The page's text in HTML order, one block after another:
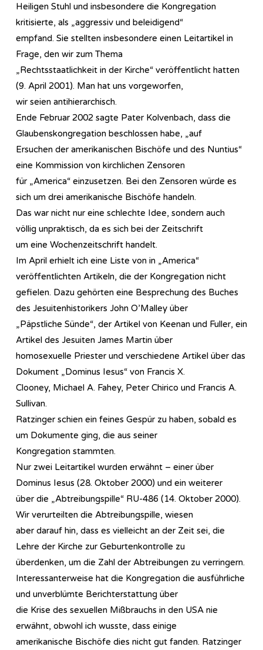
Heiligen Stuhl und insbesondere die Kongregation
kritisierte, als „aggressiv und beleidigend“
empfand. Sie stellten insbesondere einen Leitartikel in
Frage, den wir zum Thema
„Rechtsstaatlichkeit in der Kirche“ veröffentlicht hatten
(9. April 2001). Man hat uns vorgeworfen,
wir seien antihierarchisch.
Ende Februar 2002 sagte Pater Kolvenbach, dass die
Glaubenskongregation beschlossen habe, „auf
Ersuchen der amerikanischen Bischöfe und des Nuntius“
eine Kommission von kirchlichen Zensoren
für „America“ einzusetzen. Bei den Zensoren würde es
sich um drei amerikanische Bischöfe handeln.
Das war nicht nur eine schlechte Idee, sondern auch
völlig unpraktisch, da es sich bei der Zeitschrift
um eine Wochenzeitschrift handelt.
Im April erhielt ich eine Liste von in „America“
veröffentlichten Artikeln, die der Kongregation nicht
gefielen. Dazu gehörten eine Besprechung des Buches
des Jesuitenhistorikers John O’Malley über
„Päpstliche Sünde“, der Artikel von Keenan und Fuller, ein
Artikel des Jesuiten James Martin über
homosexuelle Priester und verschiedene Artikel über das
Dokument „Dominus Iesus“ von Francis X.
Clooney, Michael A. Fahey, Peter Chirico und Francis A.
Sullivan.
Ratzinger schien ein feines Gespür zu haben, sobald es
um Dokumente ging, die aus seiner
Kongregation stammten.
Nur zwei Leitartikel wurden erwähnt – einer über
Dominus Iesus (28. Oktober 2000) und ein weiterer
über die „Abtreibungspille“ RU-486 (14. Oktober 2000).
Wir verurteilten die Abtreibungspille, wiesen
aber darauf hin, dass es vielleicht an der Zeit sei, die
Lehre der Kirche zur Geburtenkontrolle zu
überdenken, um die Zahl der Abtreibungen zu verringern.
Interessanterweise hat die Kongregation die ausführliche
und unverblümte Berichterstattung über
die Krise des sexuellen Mißbrauchs in den USA nie
erwähnt, obwohl ich wusste, dass einige
amerikanische Bischöfe dies nicht gut fanden. Ratzinger